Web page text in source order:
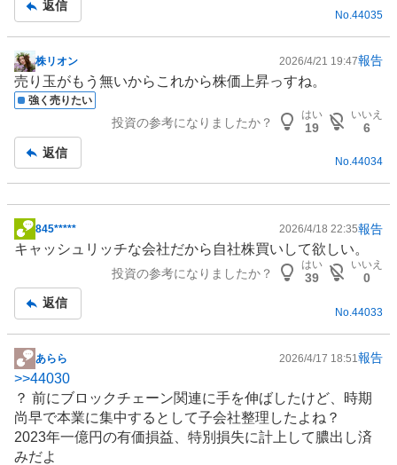
返信
No.44035
掲
示
板
株リオン 2026/4/21 19:47報告
売り玉がもう無いからこれから株価上昇っすね。
強く売りたい
投資の参考になりましたか？
はい
19
いいえ
6
返信
No.44034
掲
示
事
845***** 2026/4/18 22:35報告
キャッシュリッチな会社だから自社株買いして欲しい。
投資の参考になりましたか？
はい
39
いいえ
0
返信
No.44033
掲
示
板
記
事
あらら 2026/4/17 18:51報告
>>44030
？ 前にブロックチェーン関連に手を伸ばしたけど、時期
尚早で本業に集中するとして子会社整理したよね？
2023年一億円の有価損益、特別損失に計上して膿出し済
みだよ